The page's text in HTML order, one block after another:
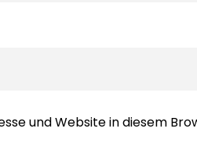
und Website in diesem